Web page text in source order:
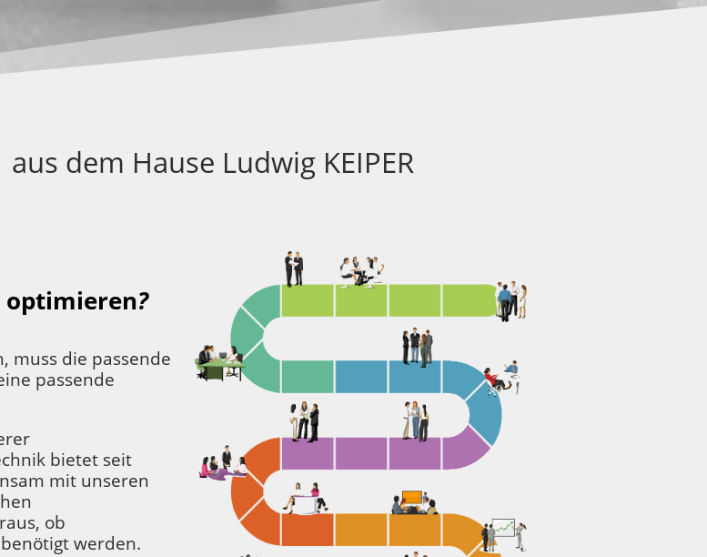
aus dem Hause Ludwig KEIPER
optimieren?
muss die passende
passende
bietet seit
mit unseren
ob
benötigt werden.